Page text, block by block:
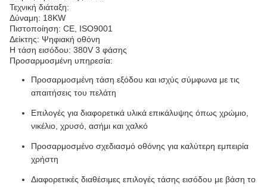
Τεχνική διάταξη:
Δύναμη: 18KW
Πιστοποίηση: CE, ISO9001
Δείκτης: Ψηφιακή οθόνη
Η τάση εισόδου: 380V 3 φάσης
Προσαρμοσμένη υπηρεσία:
Προσαρμοσμένη τάση εξόδου και ισχύς σύμφωνα με τις
απαιτήσεις του πελάτη
Επιλογές για διαφορετικά υλικά επικάλυψης όπως χρώμιο,
νικέλιο, χρυσό, ασήμι και χαλκό
Προσαρμοσμένο σχεδιασμό οθόνης για καλύτερη εμπειρία
χρήστη
Διαφορετικές διαθέσιμες επιλογές τάσης εισόδου με βάση το